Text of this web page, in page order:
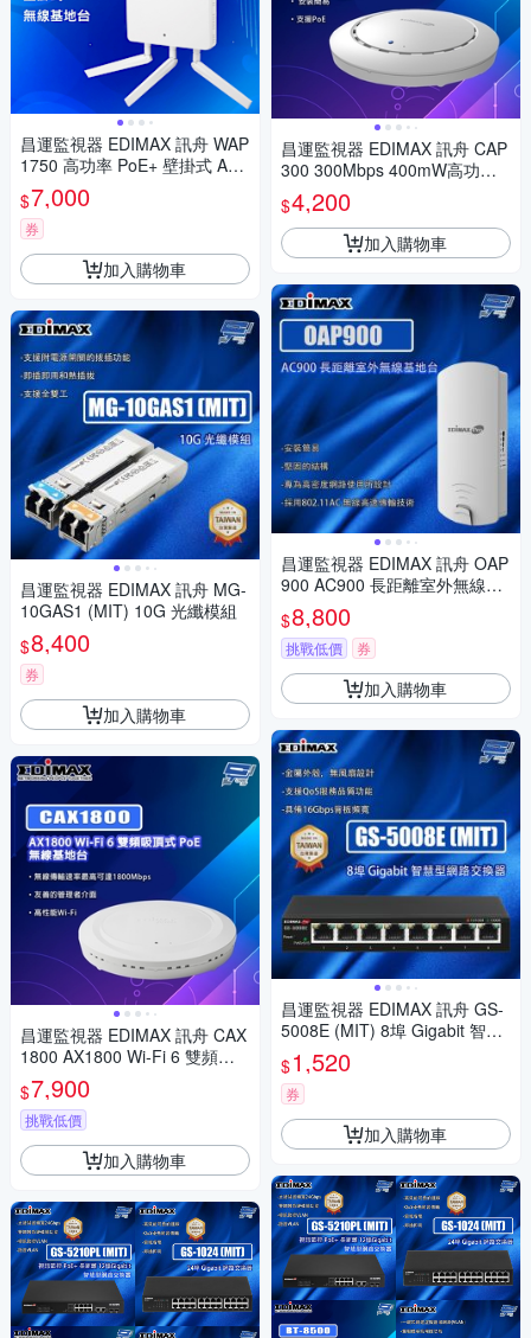
昌運監視器 EDIMAX 訊舟 WAP
1750 高功率 PoE+ 壁掛式 AC1
750 無線基地台
$7,000
券
加入購物車
昌運監視器 EDIMAX 訊舟 MG-
10GAS1 (MIT) 10G 光纖模組
$8,400
券
加入購物車
昌運監視器 EDIMAX 訊舟 CAX
1800 AX1800 Wi-Fi 6 雙頻吸
頂式 PoE 無線基地台
$7,900
挑戰低價
加入購物車
昌運監視器 EDIMAX 訊舟 CAP
300 300Mbps 400mW高功率P
oE吸頂式基地台
$4,200
加入購物車
昌運監視器 EDIMAX 訊舟 OAP
900 AC900 長距離室外無線基
地台
$8,800
挑戰低價 券
加入購物車
昌運監視器 EDIMAX 訊舟 GS-
5008E (MIT) 8埠 Gigabit 智慧
型網路交換器
$1,520
券
加入購物車